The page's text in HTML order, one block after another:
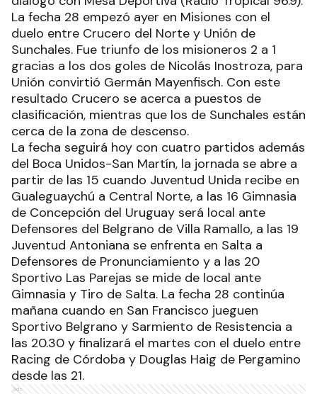
La fecha 28 empezó ayer en Misiones con el
duelo entre Crucero del Norte y Unión de
Sunchales. Fue triunfo de los misioneros 2 a 1
gracias a los dos goles de Nicolás Inostroza, para
Unión convirtió Germán Mayenfisch. Con este
resultado Crucero se acerca a puestos de
clasificación, mientras que los de Sunchales están
cerca de la zona de descenso.
La fecha seguirá hoy con cuatro partidos además
del Boca Unidos-San Martín, la jornada se abre a
partir de las 15 cuando Juventud Unida recibe en
Gualeguaychú a Central Norte, a las 16 Gimnasia
de Concepción del Uruguay será local ante
Defensores del Belgrano de Villa Ramallo, a las 19
Juventud Antoniana se enfrenta en Salta a
Defensores de Pronunciamiento y a las 20
Sportivo Las Parejas se mide de local ante
Gimnasia y Tiro de Salta. La fecha 28 continúa
mañana cuando en San Francisco jueguen
Sportivo Belgrano y Sarmiento de Resistencia a
las 20.30 y finalizará el martes con el duelo entre
Racing de Córdoba y Douglas Haig de Pergamino
desde las 21.
Ads